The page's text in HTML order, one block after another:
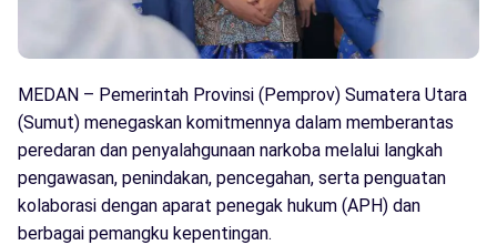
MEDAN – Pemerintah Provinsi (Pemprov) Sumatera Utara
(Sumut) menegaskan komitmennya dalam memberantas
peredaran dan penyalahgunaan narkoba melalui langkah
pengawasan, penindakan, pencegahan, serta penguatan
kolaborasi dengan aparat penegak hukum (APH) dan
berbagai pemangku kepentingan.